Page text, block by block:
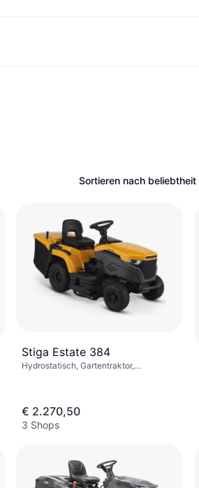
Sortieren nach beliebtheit
Stiga Estate 384
Hydrostatisch, Gartentraktor,
€ 2.270,50
3 Shops